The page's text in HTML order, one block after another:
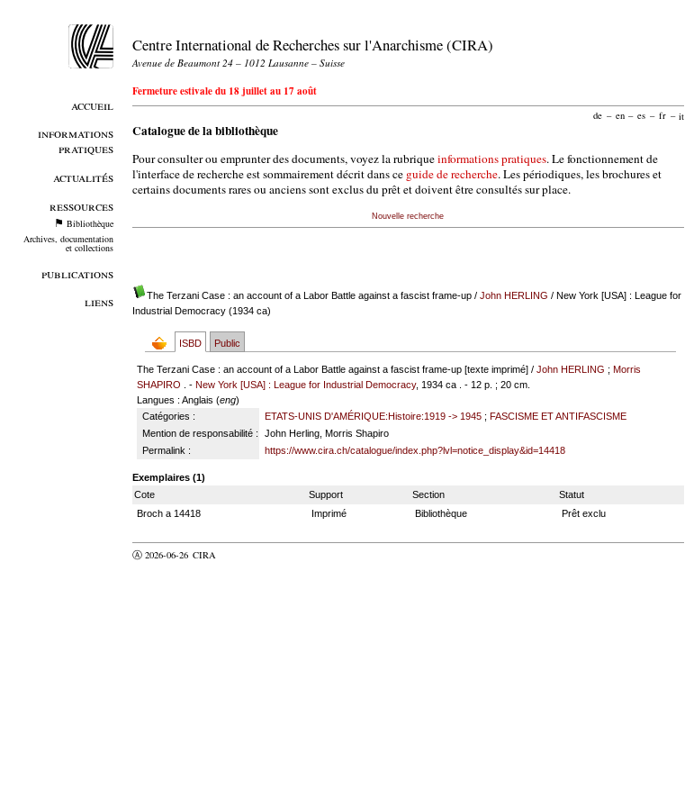
accueil
informations
pratiques
actualités
ressources
Bibliothèque
Archives, documentation
et collections
publications
liens
Centre International de Recherches sur l'Anarchisme (CIRA)
Avenue de Beaumont 24 – 1012 Lausanne – Suisse
Fermeture estivale du 18 juillet au 17 août
de – en – es – fr – it
Catalogue de la bibliothèque
Pour consulter ou emprunter des documents, voyez la rubriqueinformations pratiques. Le fonctionnement de
l'interface de recherche est sommairement décrit dans ce guide de recherche. Les périodiques, les brochures et
certains documents rares ou anciens sont exclus du prêt et doivent être consultés sur place.
Nouvelle recherche
The Terzani Case : an account of a Labor Battle against a fascist frame-up/ John HERLING / New York [USA] : League for
Industrial Democracy (1934 ca)
ISBD Public
The Terzani Case : an account of a Labor Battle against a fascist frame-up [texte imprimé] /John HERLING ;Morris
SHAPIRO
. -New York [USA] : League for Industrial Democracy, 1934 ca . - 12 p. ; 20 cm.
Langues : Anglais (eng)
Catégories :
ETATS-UNIS D'AMÉRIQUE:Histoire:1919 -> 1945; FASCISME ET ANTIFASCISME
Mention de responsabilité :
John Herling, Morris Shapiro
Permalink :
https://www.cira.ch/catalogue/index.php?lvl=notice_display&id=14418
Exemplaires (1)
Cote
Support Section
Statut
Broch a 14418
Imprimé Bibliothèque Prêt exclu
Ⓐ 2026-06-26 CIRA